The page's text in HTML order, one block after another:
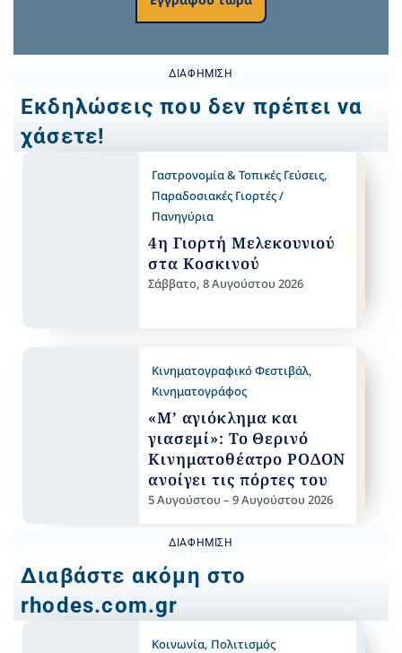
ΔΙΑΦΉΜΙΣΗ
Εκδηλώσεις που δεν πρέπει να
χάσετε!
Γαστρονομία & Τοπικές Γεύσεις,
Παραδοσιακές Γιορτές /
Πανηγύρια
4η Γιορτή Μελεκουνιού
στα Κοσκινού
Σάββατο, 8 Αυγούστου 2026
Κινηματογραφικό Φεστιβάλ,
Κινηματογράφος
«Μ’ αγιόκλημα και
γιασεμί»: Το Θερινό
Κινηματοθέατρο ΡΟΔΟΝ
ανοίγει τις πόρτες του
5 Αυγούστου – 9 Αυγούστου 2026
ΔΙΑΦΉΜΙΣΗ
Διαβάστε ακόμη στο
rhodes.com.gr
Κοινωνία, Πολιτισμός